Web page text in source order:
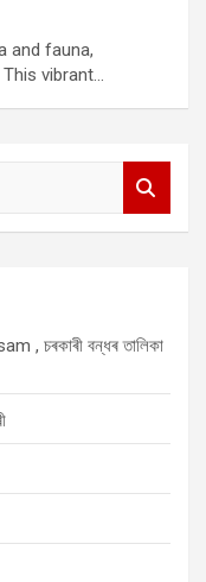
and fauna,
vibrant…
চৰকাৰী বন্ধৰ তালিকা